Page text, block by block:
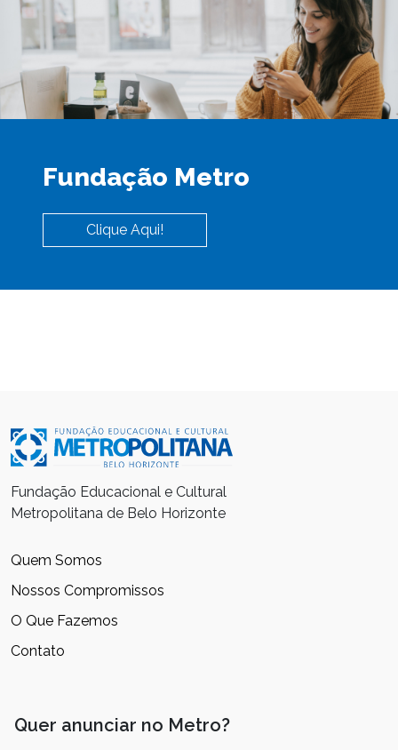
Fundação Metro
Clique Aqui!
Fundação Educacional e Cultural
Metropolitana de Belo Horizonte
Quem Somos
Nossos Compromissos
O Que Fazemos
Contato
Quer anunciar no Metro?